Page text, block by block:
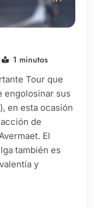
1 minutos
Tour que
engolosinar sus
en esta ocasión
de
El
también es
y